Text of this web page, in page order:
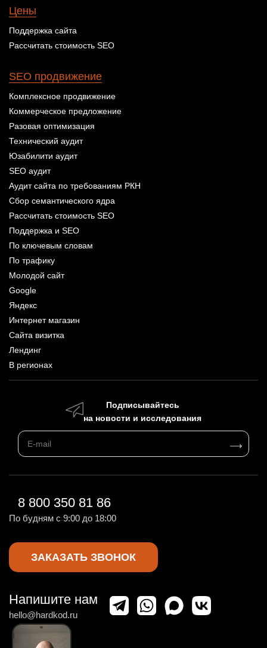
Цены
Поддержка сайта
Рассчитать стоимость SEO
SEO продвижение
Комплексное продвижение
Коммерческое предложение
Разовая оптимизация
Технический аудит
Юзабилити аудит
SEO аудит
Аудит сайта по требованиям РКН
Сбор семантического ядра
Рассчитать стоимость SEO
Поддержка и SEO
По ключевым словам
По трафику
Молодой сайт
Google
Яндекс
Интернет магазин
Сайта визитка
Лендинг
В регионах
Подписывайтесь
на новости и исследования
8 800 350 81 86
По будням с 9:00 до 18:00
ЗАКАЗАТЬ ЗВОНОК
Напишите нам
hello@hardkod.ru